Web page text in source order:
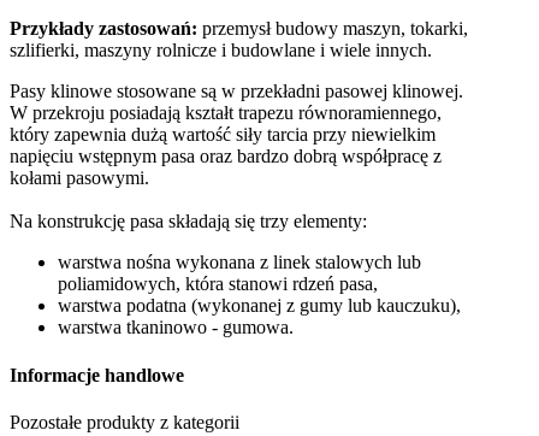
Przykłady zastosowań: przemysł budowy maszyn, tokarki,
szlifierki, maszyny rolnicze i budowlane i wiele innych.
Pasy klinowe stosowane są w przekładni pasowej klinowej.
W przekroju posiadają kształt trapezu równoramiennego,
który zapewnia dużą wartość siły tarcia przy niewielkim
napięciu wstępnym pasa oraz bardzo dobrą współpracę z
kołami pasowymi.
Na konstrukcję pasa składają się trzy elementy:
warstwa nośna wykonana z linek stalowych lub
poliamidowych, która stanowi rdzeń pasa,
warstwa podatna (wykonanej z gumy lub kauczuku),
warstwa tkaninowo - gumowa.
Informacje handlowe
Pozostałe produkty z kategorii